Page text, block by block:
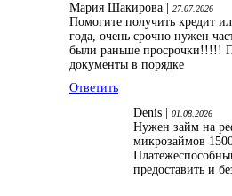
Мария Шакирова | 27.07.2026
Помогите получить кредит
года, очень срочно нужен
были раньше просрочки!!!!!
документы в порядке
Ответить
Denis |
01.08.2026
Нужен займ на
микрозаймов
предоставить и